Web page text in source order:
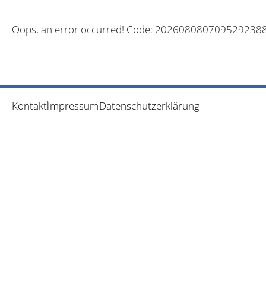
Oops, an error occurred! Code:
KontaktImpressumDatenschutzerklärung